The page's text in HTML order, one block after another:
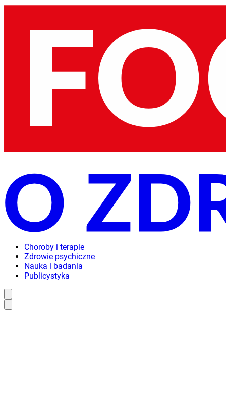
Choroby i terapie
Zdrowie psychiczne
Nauka i badania
Publicystyka